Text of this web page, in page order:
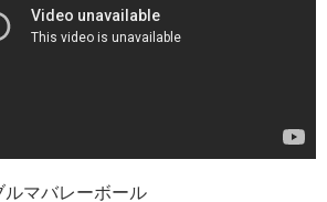
ルマバレーボール